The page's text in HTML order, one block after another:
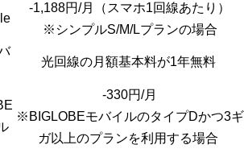
-1,188円/月（スマホ1回線あたり）
※シンプルS/M/Lプランの場合
光回線の月額基本料が1年無料
-330円/月
※BIGLOBEモバイルのタイプDかつ3ギ
ガ以上のプランを利用する場合